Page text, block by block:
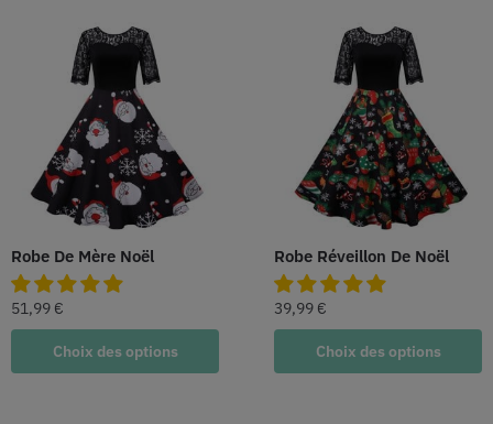
Robe De Mère Noël
51,99 €
Choix des options
Robe Réveillon De Noël
39,99 €
Choix des options